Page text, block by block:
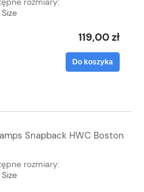
119,00 zł
Do koszyka
Snapback HWC Boston
rozmiary: